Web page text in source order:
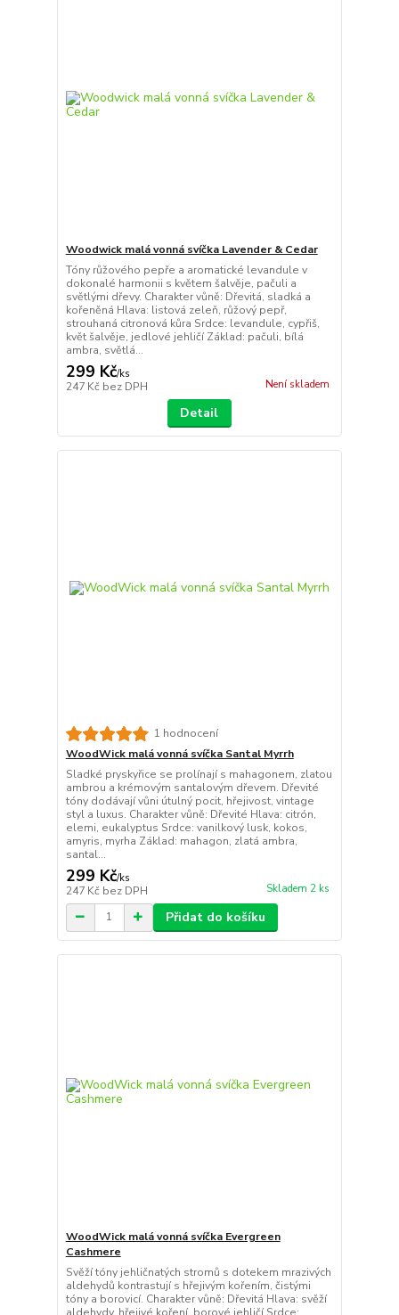
Woodwick malá vonná svíčka Lavender & Cedar
Tóny růžového pepře a aromatické levandule v
dokonalé harmonii s květem šalvěje, pačuli a
světlými dřevy. Charakter vůně: Dřevitá, sladká a
kořeněná Hlava: listová zeleň, růžový pepř,
strouhaná citronová kůra Srdce: levandule, cypřiš,
květ šalvěje, jedlové jehličí Základ: pačuli, bílá
ambra, světlá...
299 Kč/ks
247 Kč bez DPH Není skladem
Detail
1 hodnocení
WoodWick malá vonná svíčka Santal Myrrh
Sladké pryskyřice se prolínají s mahagonem, zlatou
ambrou a krémovým santalovým dřevem. Dřevité
tóny dodávají vůni útulný pocit, hřejivost, vintage
styl a luxus. Charakter vůně: Dřevité Hlava: citrón,
elemi, eukalyptus Srdce: vanilkový lusk, kokos,
amyris, myrha Základ: mahagon, zlatá ambra,
santal...
299 Kč/ks
247 Kč bez DPH Skladem 2 ks
Přidat do košíku
WoodWick malá vonná svíčka Evergreen
Cashmere
Svěží tóny jehličnatých stromů s dotekem mrazivých
aldehydů kontrastují s hřejivým kořením, čistými
tóny a borovicí. Charakter vůně: Dřevitá Hlava: svěží